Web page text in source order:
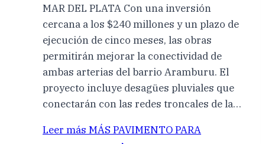
MAR DEL PLATA Con una inversión
cercana a los $240 millones y un plazo de
ejecución de cinco meses, las obras
permitirán mejorar la conectividad de
ambas arterias del barrio Aramburu. El
proyecto incluye desagües pluviales que
conectarán con las redes troncales de la…
Leer más MÁS PAVIMENTO PARA